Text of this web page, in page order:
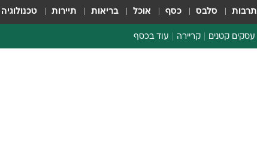
תרבות סלבס כסף אוכל בריאות תיירות טכנולוגיה
עסקים קטנים קריירה עוד בכסף